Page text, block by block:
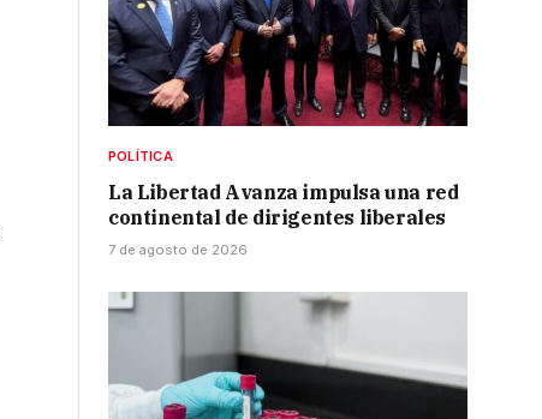
POLÍTICA
La Libertad Avanza impulsa una red
continental de dirigentes liberales
7 de agosto de 2026